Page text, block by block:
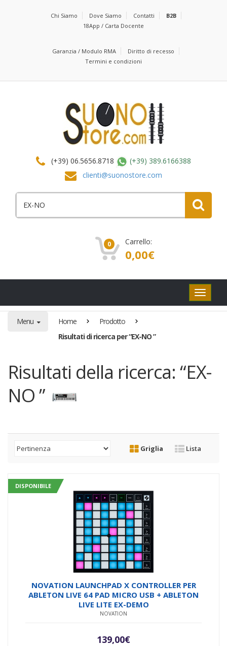
Chi Siamo Dove Siamo Contatti
B2B
18App / Carta Docente
Garanzia / Modulo RMA
Diritto di recesso
Termini e condizioni
(+39) 06.5656.8718
(+39) 389.6166388
clienti@suonostore.com
per:
0 Carrello:
0,00€
Pulsanti
di
Menu Home
Prodotto
Risultati di ricerca per “EX-NO ”
Risultati della ricerca: “EX-
NO ”
Griglia Lista
DISPONIBILE
NOVATION LAUNCHPAD X CONTROLLER PER
ABLETON LIVE 64 PAD MICRO USB + ABLETON
LIVE LITE EX-DEMO
NOVATION
139,00€